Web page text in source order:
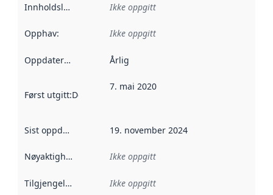
Innholdsleverandører :
Ikke oppgitt
Opphav: Ikke oppgitt
Oppdateringsfrekvens :
Årlig
Først utgitt:Denne datoen sier når dataene i dette
7. mai 2020
Sist oppdatert 19. november 2024
Nøyaktighet Ikke oppgitt
Tilgjengelighet Ikke oppgitt